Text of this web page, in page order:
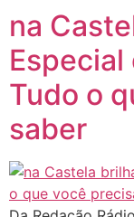
na
Especial
Tudo o
saber